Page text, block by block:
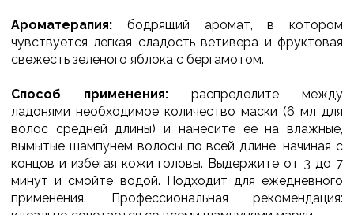
Ароматерапия: бодрящий аромат, в котором
чувствуется легкая сладость ветивера и фруктовая
свежесть зеленого яблока с бергамотом.
Способ применения: распределите между
ладонями необходимое количество маски (6 мл для
волос средней длины) и нанесите ее на влажные,
вымытые шампунем волосы по всей длине, начиная с
концов и избегая кожи головы. Выдержите от 3 до 7
минут и смойте водой. Подходит для ежедневного
применения. Профессиональная рекомендация: